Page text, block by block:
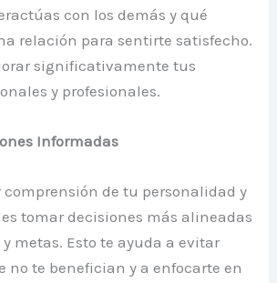
con los demás y qué
relación para sentirte satisfecho.
significativamente tus
y profesionales.
Informadas
comprensión de tu personalidad y
tomar decisiones más alineadas
metas. Esto te ayuda a evitar
no te benefician y a enfocarte en